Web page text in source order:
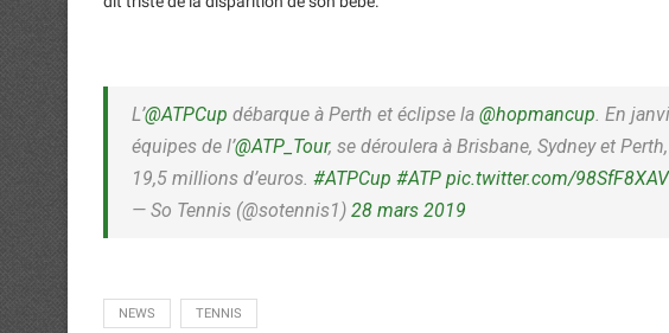
L’@ATPCup débarque à Perth et éclipse la @hopmancup . En
équipes de l’@ATP_Tour, se déroulera à Brisbane, Sydney et
19,5 millions d’euros. #ATPCup #ATP pic.twitter.com/
— So Tennis (@sotennis1) 28 mars 2019
NEWS TENNIS